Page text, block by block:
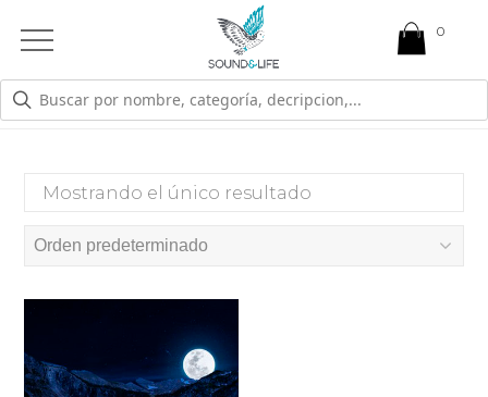
Open
Menu
SOLSTICIO
Mostrando el único resultado
0